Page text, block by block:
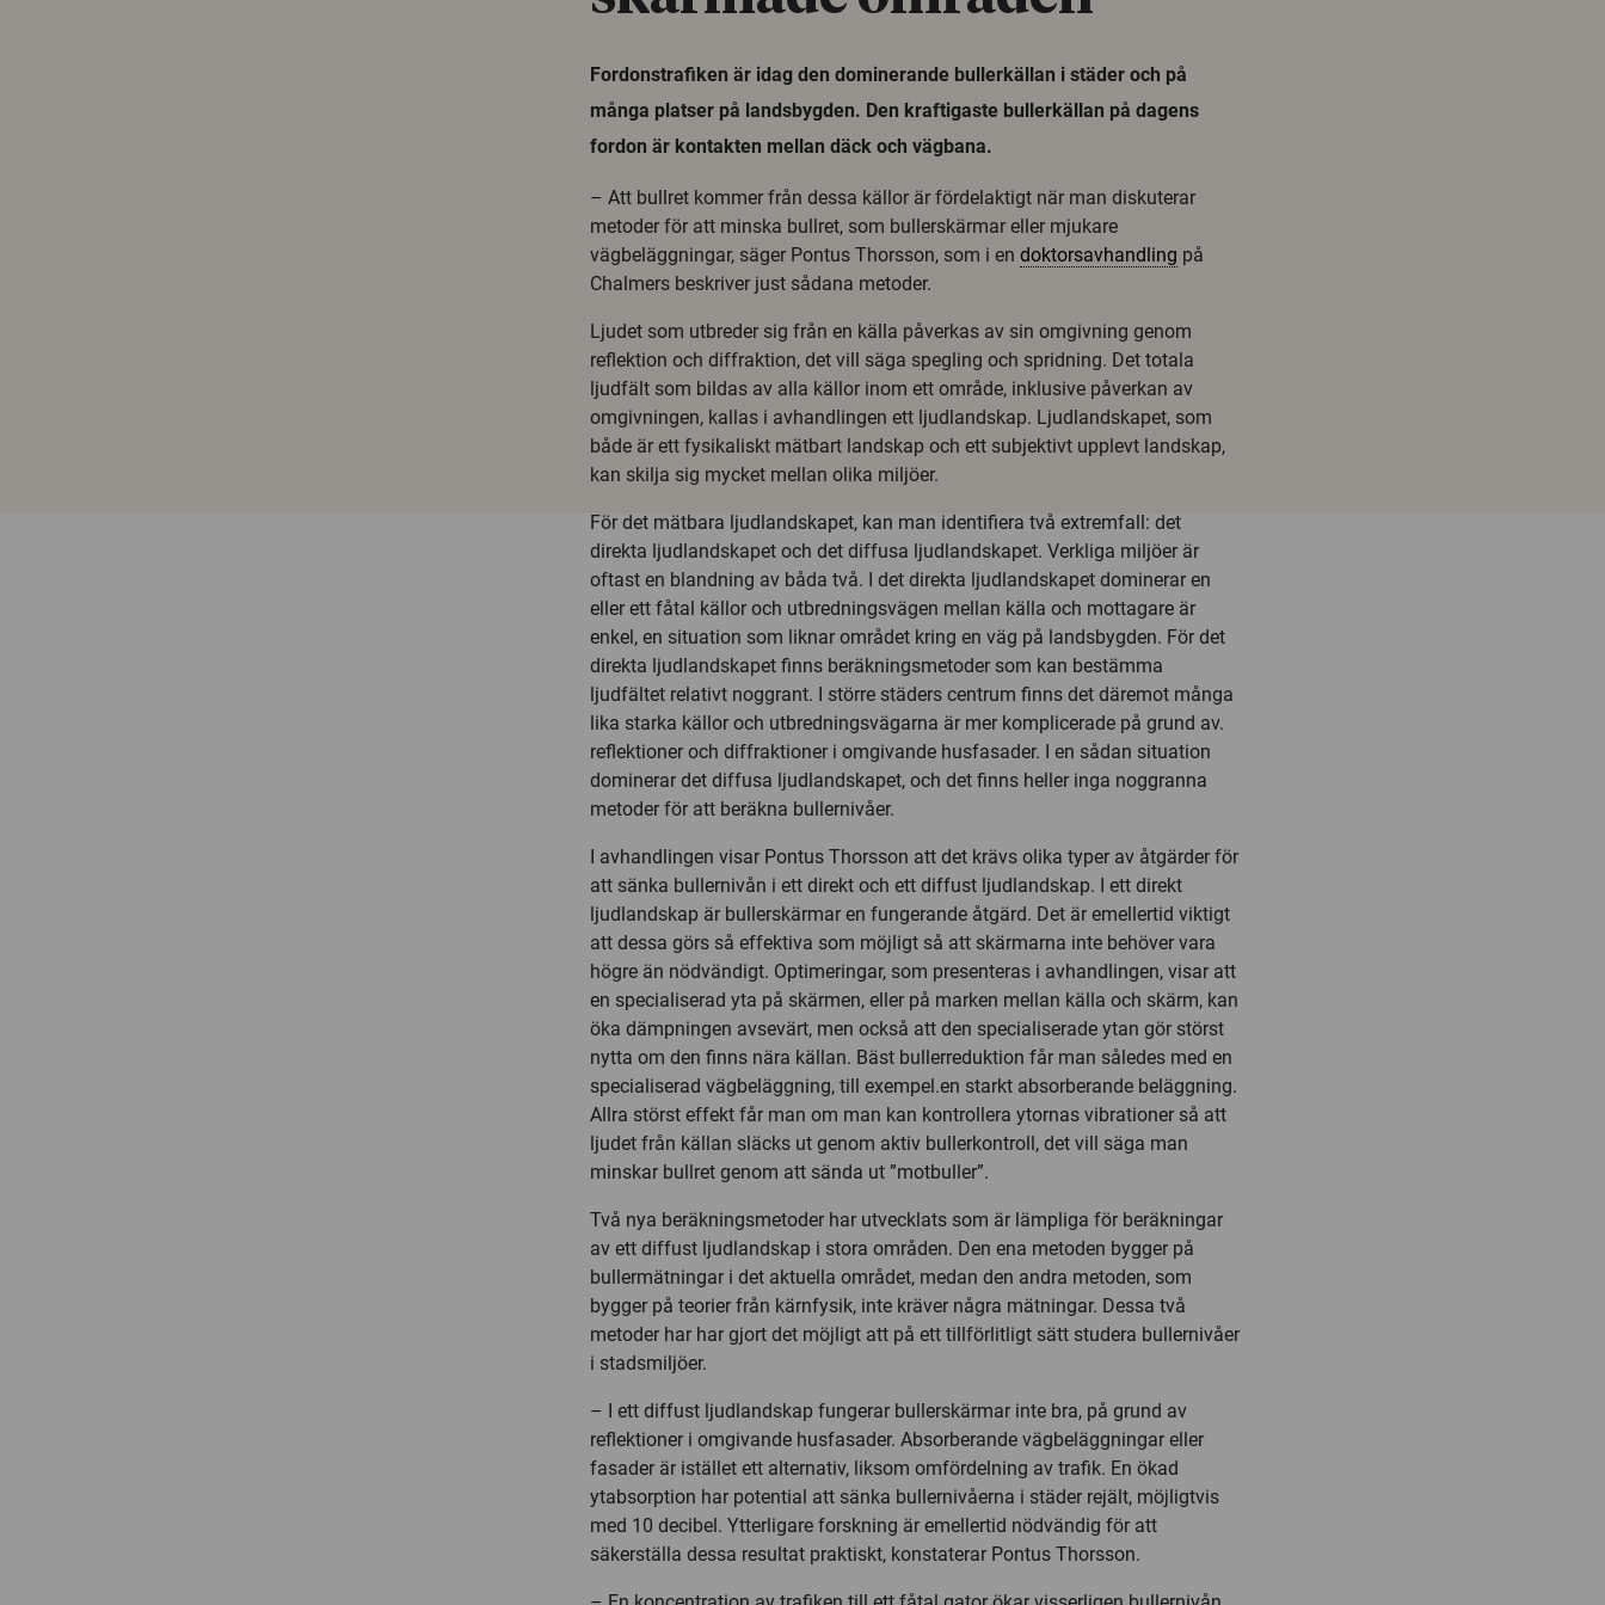
Fordonstrafiken är idag den dominerande bullerkällan i städer och på
många platser på landsbygden. Den kraftigaste bullerkällan på dagens
fordon är kontakten mellan däck och vägbana.
– Att bullret kommer från dessa källor är fördelaktigt när man diskuterar
metoder för att minska bullret, som bullerskärmar eller mjukare
vägbeläggningar, säger Pontus Thorsson, som i en doktorsavhandling på
Chalmers beskriver just sådana metoder.
Ljudet som utbreder sig från en källa påverkas av sin omgivning genom
reflektion och diffraktion, det vill säga spegling och spridning. Det totala
ljudfält som bildas av alla källor inom ett område, inklusive påverkan av
omgivningen, kallas i avhandlingen ett ljudlandskap. Ljudlandskapet, som
både är ett fysikaliskt mätbart landskap och ett subjektivt upplevt landskap,
kan skilja sig mycket mellan olika miljöer.
För det mätbara ljudlandskapet, kan man identifiera två extremfall: det
direkta ljudlandskapet och det diffusa ljudlandskapet. Verkliga miljöer är
oftast en blandning av båda två. I det direkta ljudlandskapet dominerar en
eller ett fåtal källor och utbredningsvägen mellan källa och mottagare är
enkel, en situation som liknar området kring en väg på landsbygden. För det
direkta ljudlandskapet finns beräkningsmetoder som kan bestämma
ljudfältet relativt noggrant. I större städers centrum finns det däremot många
lika starka källor och utbredningsvägarna är mer komplicerade på grund av.
reflektioner och diffraktioner i omgivande husfasader. I en sådan situation
dominerar det diffusa ljudlandskapet, och det finns heller inga noggranna
metoder för att beräkna bullernivåer.
I avhandlingen visar Pontus Thorsson att det krävs olika typer av åtgärder för
att sänka bullernivån i ett direkt och ett diffust ljudlandskap. I ett direkt
ljudlandskap är bullerskärmar en fungerande åtgärd. Det är emellertid viktigt
att dessa görs så effektiva som möjligt så att skärmarna inte behöver vara
högre än nödvändigt. Optimeringar, som presenteras i avhandlingen, visar att
en specialiserad yta på skärmen, eller på marken mellan källa och skärm, kan
öka dämpningen avsevärt, men också att den specialiserade ytan gör störst
nytta om den finns nära källan. Bäst bullerreduktion får man således med en
specialiserad vägbeläggning, till exempel.en starkt absorberande beläggning.
Allra störst effekt får man om man kan kontrollera ytornas vibrationer så att
ljudet från källan släcks ut genom aktiv bullerkontroll, det vill säga man
minskar bullret genom att sända ut ”motbuller”.
Två nya beräkningsmetoder har utvecklats som är lämpliga för beräkningar
av ett diffust ljudlandskap i stora områden. Den ena metoden bygger på
bullermätningar i det aktuella området, medan den andra metoden, som
bygger på teorier från kärnfysik, inte kräver några mätningar. Dessa två
metoder har har gjort det möjligt att på ett tillförlitligt sätt studera bullernivåer
i stadsmiljöer.
– I ett diffust ljudlandskap fungerar bullerskärmar inte bra, på grund av
reflektioner i omgivande husfasader. Absorberande vägbeläggningar eller
fasader är istället ett alternativ, liksom omfördelning av trafik. En ökad
ytabsorption har potential att sänka bullernivåerna i städer rejält, möjligtvis
med 10 decibel. Ytterligare forskning är emellertid nödvändig för att
säkerställa dessa resultat praktiskt, konstaterar Pontus Thorsson.